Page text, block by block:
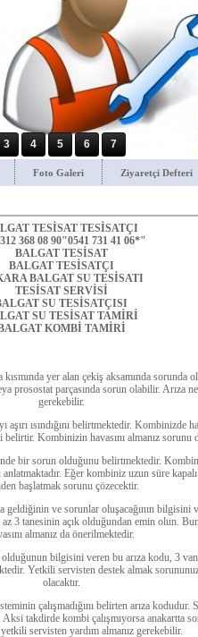
3 4 5 6 7
Foto Galeri Ziyaretçi Defteri
TESİSAT TESİSATÇI
368 08 90"0541 731 41 06*"
BALGAT TESİSAT
BALGAT TESİSATÇI
BALGAT SU TESİSATI
TESİSAT SERVİSİ
SU TESİSATÇISI
SU TESİSAT TAMİRİ
KOMBİ TAMİRİ
kısmında yer alan çekiş aksamında sorunda
prosostat parçasında sorun olabilir. Arıza
gerekebilir.
aşırı ısındığını belirtmektedir. Kombinizde
belirtir. Kombinizin havasını almanız sorunu
bir sorun olduğunu belirtmektedir.
Eğer kombiniz uzun süre
başlatmak sorunu çözecektir.
geldiğinin ve sorunlar oluşacağının
3 tanesinin açık olduğundan emin olun.
almanız da önerilmektedir.
bilgisini veren bu arıza kodu, 3
Yetkili servisten destek almak
olacaktır.
çalışmadığını belirten arıza kodudur.
takdirde kombi çalışmıyorsa anakartta
servisten yardım almanız gerekebilir.